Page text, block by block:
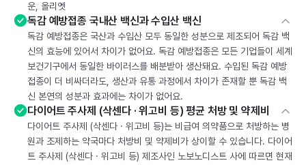
운, 올리엣
독감 예방접종 국내산 백신과 수입산 백신
독감 예방접종은 국산과 수입산 모두 동일한 성분으로 제조되어 독감 백
신의 효능에 있어서 차이가 없어요. 독감 예방접종은 모든 기업들이 세계
보건기구에서 동일한 바이러스를 배분받아 생산돼요. 수입된 독감 예방
접종이 더 비싸더라도, 생산과 유통 과정에서 차이가 존재할 뿐 독감 백
신 본연의 성분과 효과에는 차이가 없어요.
다이어트 주사제 (삭센다 · 위고비 등) 평균 처방 및 약제비
다이어트 주사제 (삭센다 · 위고비 등)는 비급여 의약품으로 처방하는 병
원과 조제하는 약국마다 처방비 및 약제비가 상이할 수 있습니다. 다이어
트 주사제 (삭센다 · 위고비 등) 제조사인 노보노디스트 사에 따르면 현재